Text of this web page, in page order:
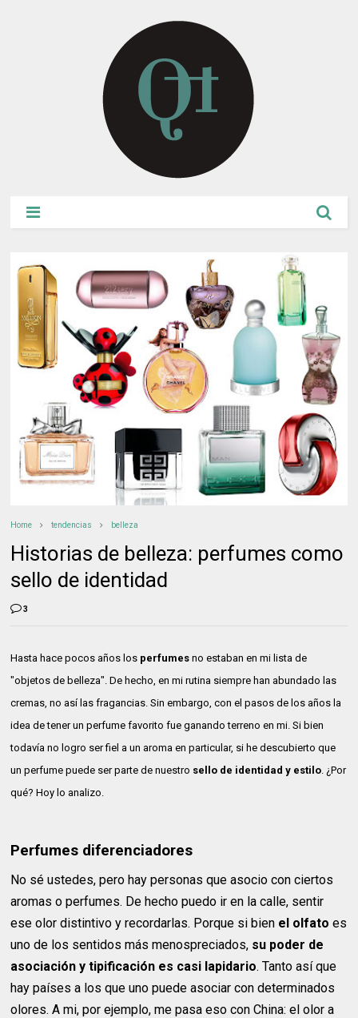
Home tendencias belleza
Historias de belleza: perfumes como
sello de identidad
3
Hasta hace pocos años los perfumesno estaban en mi lista de
"objetos de belleza". De hecho, en mi rutina siempre han abundado las
cremas, no así las fragancias. Sin embargo, con el pasos de los años la
idea de tener un perfume favorito fue ganando terreno en mi. Si bien
todavía no logro ser fiel a un aroma en particular, si he descubierto que
un perfume puede ser parte de nuestro sello de identidad y estilo . ¿Por
qué? Hoy lo analizo.
Perfumes diferenciadores
No sé ustedes, pero hay personas que asocio con ciertos
aromas o perfumes. De hecho puedo ir en la calle, sentir
ese olor distintivo y recordarlas. Porque si bien el olfato es
uno de los sentidos más menospreciados, su poder de
asociación y tipificación es casi lapidario. Tanto así que
hay países a los que uno puede asociar con determinados
olores. A mi, por ejemplo, me pasa eso con China: el olor a